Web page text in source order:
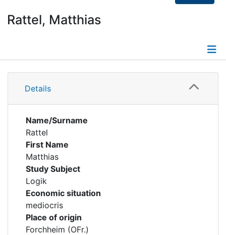
Rattel, Matthias
Details
Details
Name/Surname
Rattel
First Name
Matthias
Study Subject
Logik
Economic situation
mediocris
Place of origin
Forchheim (OFr.)